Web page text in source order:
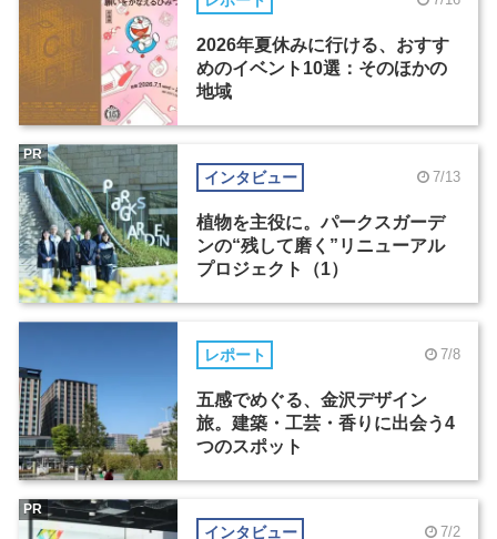
2026年夏休みに行ける、おすす
めのイベント10選：そのほかの
地域
インタビュー 7/13
植物を主役に。パークスガーデ
ンの“残して磨く”リニューアル
プロジェクト（1）
PR
レポート 7/8
五感でめぐる、金沢デザイン
旅。建築・工芸・香りに出会う4
つのスポット
インタビュー 7/2
PR